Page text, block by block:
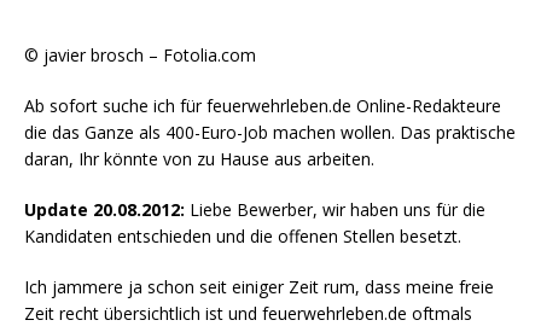
© javier brosch – Fotolia.com
Ab sofort suche ich für feuerwehrleben.de Online-Redakteure
die das Ganze als 400-Euro-Job machen wollen. Das praktische
daran, Ihr könnte von zu Hause aus arbeiten.
Update 20.08.2012: Liebe Bewerber, wir haben uns für die
Kandidaten entschieden und die offenen Stellen besetzt.
Ich jammere ja schon seit einiger Zeit rum, dass meine freie
Zeit recht übersichtlich ist und feuerwehrleben.de oftmals